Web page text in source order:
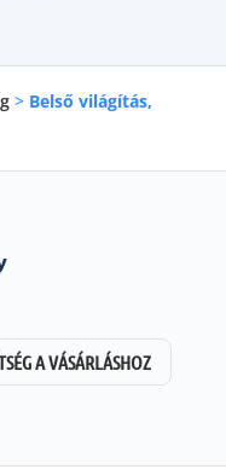
> Belső világítás,
A VÁSÁRLÁSHOZ